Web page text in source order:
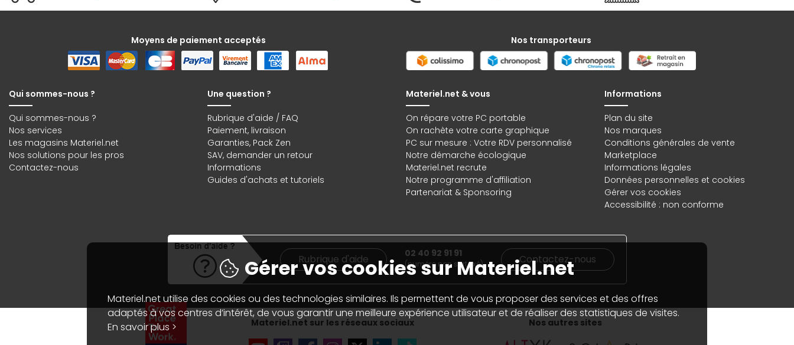
Moyens de paiement acceptés Nos transporteurs
Qui sommes-nous ?
Qui sommes-nous ?
Nos services
Les magasins Materiel.net
Nos solutions pour les pros
Contactez-nous
Une question ?
Rubrique d'aide / FAQ
Paiement, livraison
Garanties, Pack Zen
SAV, demander un retour
Informations
Guides d'achats et tutoriels
Materiel.net & vous
On répare votre PC portable
On rachète votre carte graphique
PC sur mesure : Votre RDV personnalisé
Notre démarche écologique
Materiel.net recrute
Notre programme d'affiliation
Partenariat & Sponsoring
Informations
Plan du site
Nos marques
Conditions générales de vente
Marketplace
Informations légales
Données personnelles et cookies
Gérer vos cookies
Accessibilité : non conforme
Rubrique d'aide 02 40 92 91 91
(numéro non surtaxé) Contactez-nous
Materiel.net sur les réseaux sociaux Nos autres sites
Gérer vos cookies sur Materiel.net
Materiel.net utilise des cookies ou des technologies similaires. Ils permettent de vous proposer des services et des offres
adaptés à vos centres d’intérêt, de vous garantir une meilleure expérience utilisateur et de réaliser des statistiques de visites.
En savoir plus >